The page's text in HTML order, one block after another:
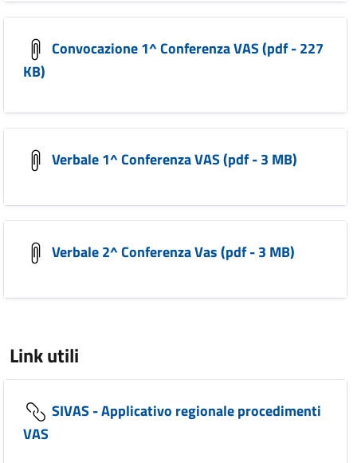
Convocazione 1^ Conferenza VAS (pdf - 227
KB)
Verbale 1^ Conferenza VAS (pdf - 3 MB)
Verbale 2^ Conferenza Vas (pdf - 3 MB)
Link utili
SIVAS - Applicativo regionale procedimenti
VAS